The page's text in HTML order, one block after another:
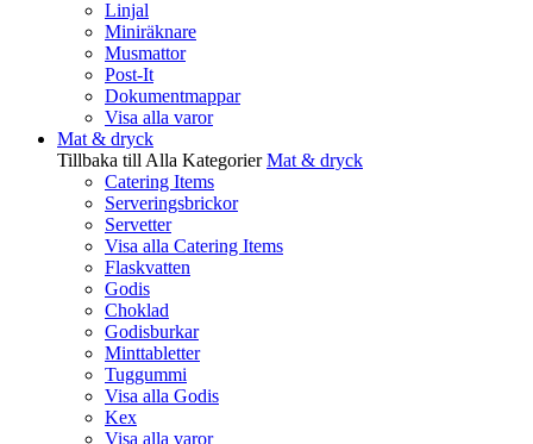
Linjal
Miniräknare
Musmattor
Post-It
Dokumentmappar
Visa alla varor
Mat & dryck
Tillbaka till Alla Kategorier Mat & dryck
Catering Items
Serveringsbrickor
Servetter
Visa alla Catering Items
Flaskvatten
Godis
Choklad
Godisburkar
Minttabletter
Tuggummi
Visa alla Godis
Kex
Visa alla varor